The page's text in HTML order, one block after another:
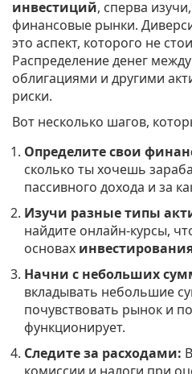
инвестиций, сперва
финансовые рынки.
это аспект, которого не
Распределение денег
облигациями и другими
риски.
Вот несколько шагов,
Определите свои
сколько ты хочешь
пассивного дохода и за
Изучи разные типы
найдите онлайн-курсы,
основах
Начни с небольших
вкладывать небольшие
почувствовать рынок и
функционирует.
Следите за расходами: